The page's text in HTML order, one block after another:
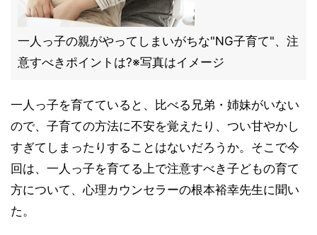
一人っ子の親がやってしまいがちな"NG子育て"、注
意すべきポイントは?※写真はイメージ
一人っ子を育てていると、比べる兄弟・姉妹がいない
ので、子育ての方法に不安を覚えたり、つい甘やかし
すぎてしまったりすることはないだろうか。そこで今
回は、一人っ子を育てる上で注意すべき子どもの育て
方について、心理カウンセラーの根本裕幸先生に聞い
た。